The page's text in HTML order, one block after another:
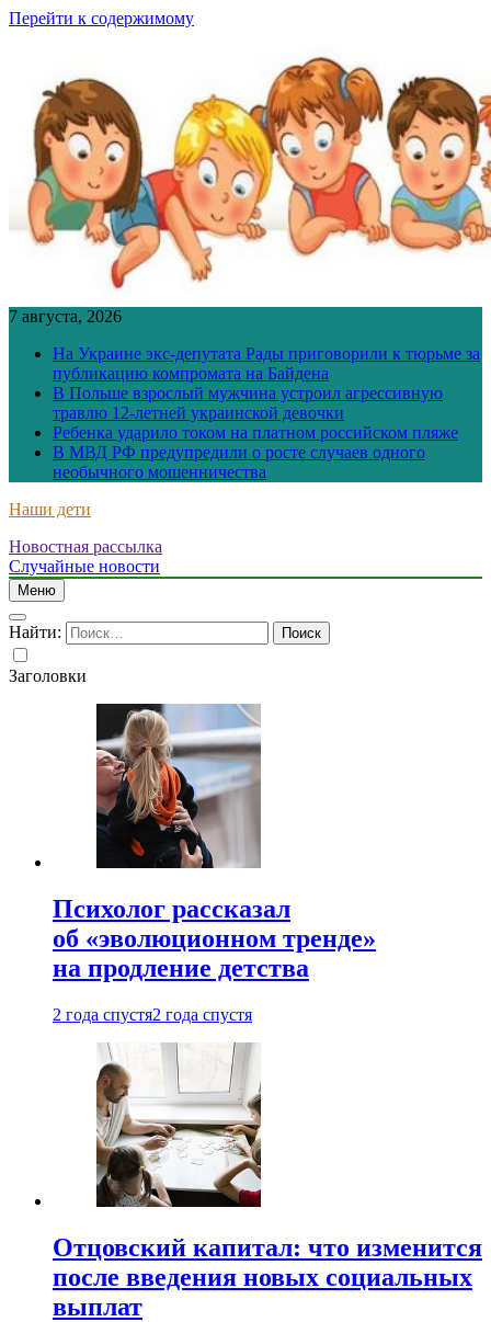
Перейти к содержимому
7 августа, 2026
На Украине экс-депутата Рады приговорили к тюрьме за
публикацию компромата на Байдена
В Польше взрослый мужчина устроил агрессивную
травлю 12-летней украинской девочки
Ребенка ударило током на платном российском пляже
В МВД РФ предупредили о росте случаев одного
необычного мошенничества
Наши дети
Новостная рассылка
Случайные новости
Меню
Найти:
Заголовки
Психолог рассказал
об «эволюционном тренде»
на продление детства
2 года спустя2 года спустя
Отцовский капитал: что изменится
после введения новых социальных
выплат